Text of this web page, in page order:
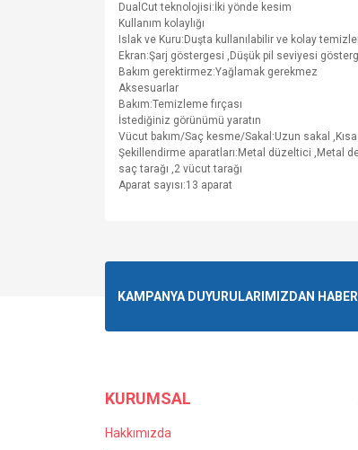
DualCut teknolojisi:İki yönde kesim
Kullanım kolaylığı
Islak ve Kuru:Duşta kullanılabilir ve kolay
Ekran:Şarj göstergesi ,Düşük pil seviyesi
Bakım gerektirmez:Yağlamak gerekmez
Aksesuarlar
Bakım:Temizleme fırçası
İstediğiniz görünümü yaratın
Vücut bakım/Saç kesme/Sakal:Uzun sakal
Şekillendirme aparatları:Metal düzeltici ,Metal
saç tarağı ,2 vücut tarağı
Aparat sayısı:13 aparat
KAMPANYA DUYURULARIMIZDAN
KURUMSAL
Hakkımızda